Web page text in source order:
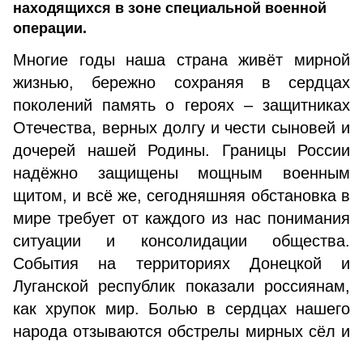
находящихся в зоне специальной военной
операции.
Многие годы наша страна живёт мирной
жизнью, бережно сохраняя в сердцах
поколений память о героях – защитниках
Отечества, верных долгу и чести сыновей и
дочерей нашей Родины. Границы России
надёжно защищены мощным военным
щитом, и всё же, сегодняшняя обстановка в
мире требует от каждого из нас понимания
ситуации и консолидации общества.
События на территориях Донецкой и
Луганской республик показали россиянам,
как хрупок мир. Болью в сердцах нашего
народа отзываются обстрелы мирных сёл и